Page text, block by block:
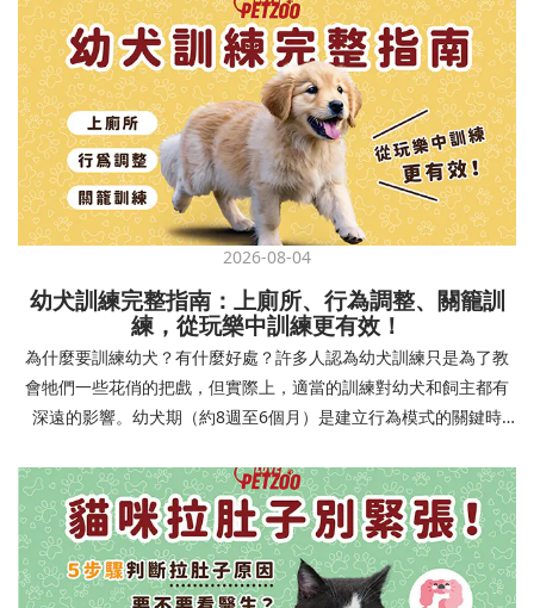
2026-08-04
幼犬訓練完整指南：上廁所、行為調整、關籠訓
練，從玩樂中訓練更有效！
為什麼要訓練幼犬？有什麼好處？許多人認為幼犬訓練只是為了教
會牠們一些花俏的把戲，但實際上，適當的訓練對幼犬和飼主都有
深遠的影響。幼犬期（約8週至6個月）是建立行為模式的關鍵時
的行為問題，並建立人犬間的健康關係。 建立安全健康的生活環境
透過基礎訓練，幼犬能學會家居規則，避免危險行為和破壞家具。
像是「不」和「放下」等指令可以阻止幼犬咬電線或誤食有害物
質，有效降低居家意外風險。規律的如廁訓練則能養成良好衛生習
慣，讓家中環境保持乾淨舒適。增強溝通與信任關係訓練過程就像